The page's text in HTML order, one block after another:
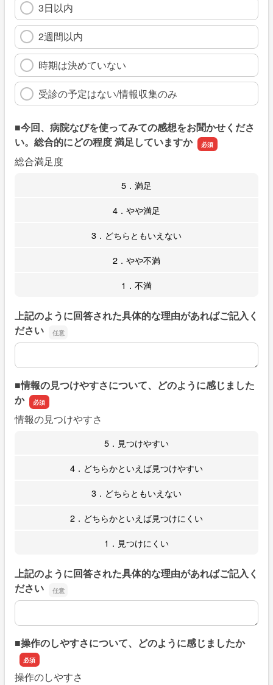
3日以内
2週間以内
時期は決めていない
受診の予定はない/情報収集のみ
■今回、病院なびを使ってみての感想をお聞かせくださ
い。総合的にどの程度 満足していますか
総合満足度
5．満足
4．やや満足
3．どちらともいえない
2．やや不満
1．不満
上記のように回答された具体的な理由があればご記入く
ださい
上記のように回答された具体的な理由があればご記入くだ
■情報の見つけやすさについて、どのように感じました
か
情報の見つけやすさ
5．見つけやすい
4．どちらかといえば見つけやすい
3．どちらともいえない
2．どちらかといえば見つけにくい
1．見つけにくい
上記のように回答された具体的な理由があればご記入く
ださい
上記のように回答された具体的な理由があればご記入くだ
■操作のしやすさについて、どのように感じましたか
操作のしやすさ